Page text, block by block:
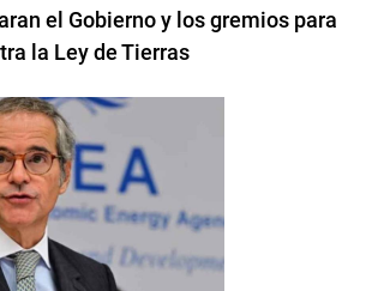
el Gobierno y los gremios para
la Ley de Tierras